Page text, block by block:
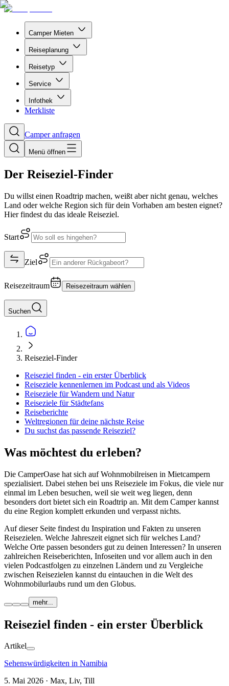
Camper Mieten
Reiseplanung
Reisetyp
Service
Infothek
Merkliste
Camper anfragen
Menü öffnen
Der Reiseziel-Finder
Du willst einen Roadtrip machen, weißt aber nicht genau, welches
Land oder welche Region sich für dein Vorhaben am besten eignet?
Hier findest du das ideale Reiseziel.
Start
Ziel
Reisezeitraum Reisezeitraum wählen
Suchen
Reiseziel-Finder
Reiseziel finden - ein erster Überblick
Reiseziele kennenlernen im Podcast und als Videos
Reiseziele für Wandern und Natur
Reiseziele für Städtefans
Reiseberichte
Weltregionen für deine nächste Reise
Du suchst das passende Reiseziel?
Was möchtest du erleben?
Die CamperOase hat sich auf Wohnmobilreisen in Mietcampern
spezialisiert. Dabei stehen bei uns Reiseziele im Fokus, die viele nur
einmal im Leben besuchen, weil sie weit weg liegen, denn
besonders dort bietet sich ein Roadtrip an. Mit dem Camper kannst
du eine Region komplett erkunden und verpasst nichts.
Auf dieser Seite findest du Inspiration und Fakten zu unseren
Reisezielen. Welche Jahreszeit eignet sich für welches Land?
Welche Orte passen besonders gut zu deinen Interessen? In unseren
zahlreichen Reiseberichten, Infoseiten und vor allem auch in den
vielen Podcastfolgen zu einzelnen Ländern und zu Vergleiche
zwischen Reisezielen kannst du eintauchen in die Welt des
Wohnmobilurlaubs rund um den Globus.
mehr...
Reiseziel finden - ein erster Überblick
Artikel
Sehenswürdigkeiten in Namibia
5. Mai 2026 · Max, Liv, Till